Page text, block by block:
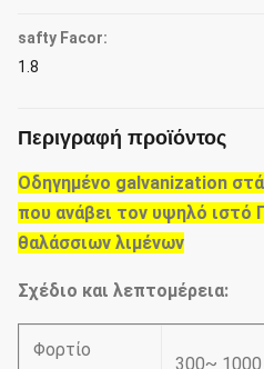
safty Facor:
1.8
Περιγραφή προϊόντος
Οδηγημένο galvanization
που ανάβει τον υψηλό ιστό
θαλάσσιων λιμένων
Σχέδιο και λεπτομέρεια:
Φορτίο
300~